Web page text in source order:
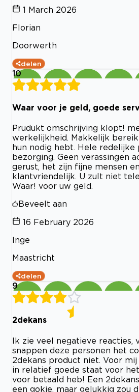
1 March 2026
Florian
Doorwerth
delen
10
Waar voor je geld, goede
Prudukt omschrijving klopt!
werkelijkheid. Makkelijk
hun nodig hebt. Hele redelijke
bezorging. Geen verassingen
gerust, het zijn fijne mensen
klantvriendelijk. U zult niet
Waar! voor uw geld.
Beveelt aan
16 February 2026
Inge
Maastricht
delen
9
2dekans
Ik zie veel negatieve reacties,
snappen deze personen het
2dekans product niet. Voor
in relatief goede staat voor
voor betaald heb! Een
een gokje, maar gelukkig zou